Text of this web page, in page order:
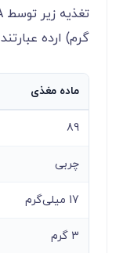
گرم) ارده
ماده مغذی
89
چربی
17 میلی‌گرم
3 گرم